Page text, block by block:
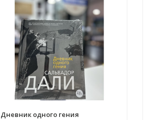
Дневник одного гения